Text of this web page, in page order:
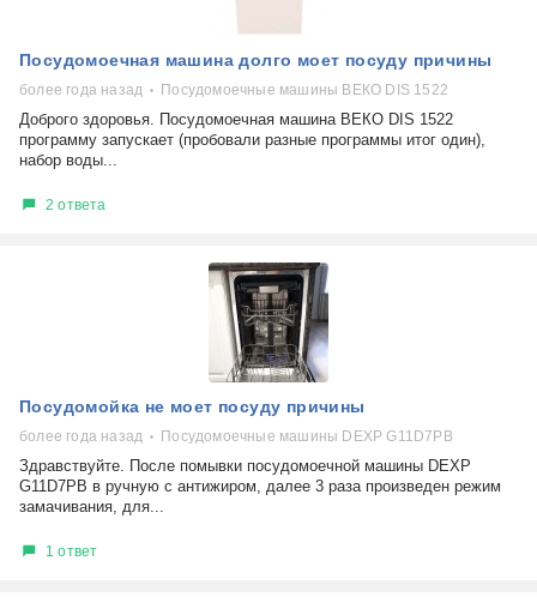
Посудомоечная машина долго моет посуду причины
более года назад Посудомоечные машины ВЕКО DIS 1522
Доброго здоровья. Посудомоечная машина ВЕКО DIS 1522
программу запускает (пробовали разные программы итог один),
набор воды...
2 ответа
Посудомойка не моет посуду причины
более года назад Посудомоечные машины DEXP G11D7PB
Здравствуйте. После помывки посудомоечной машины DEXP
G11D7PB в ручную с антижиром, далее 3 раза произведен режим
замачивания, для...
1 ответ